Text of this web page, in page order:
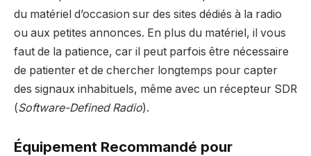
du matériel d’occasion sur des sites dédiés à la radio
ou aux petites annonces. En plus du matériel, il vous
faut de la patience, car il peut parfois être nécessaire
de patienter et de chercher longtemps pour capter
des signaux inhabituels, même avec un récepteur SDR
(Software-Defined Radio).
Équipement Recommandé pour